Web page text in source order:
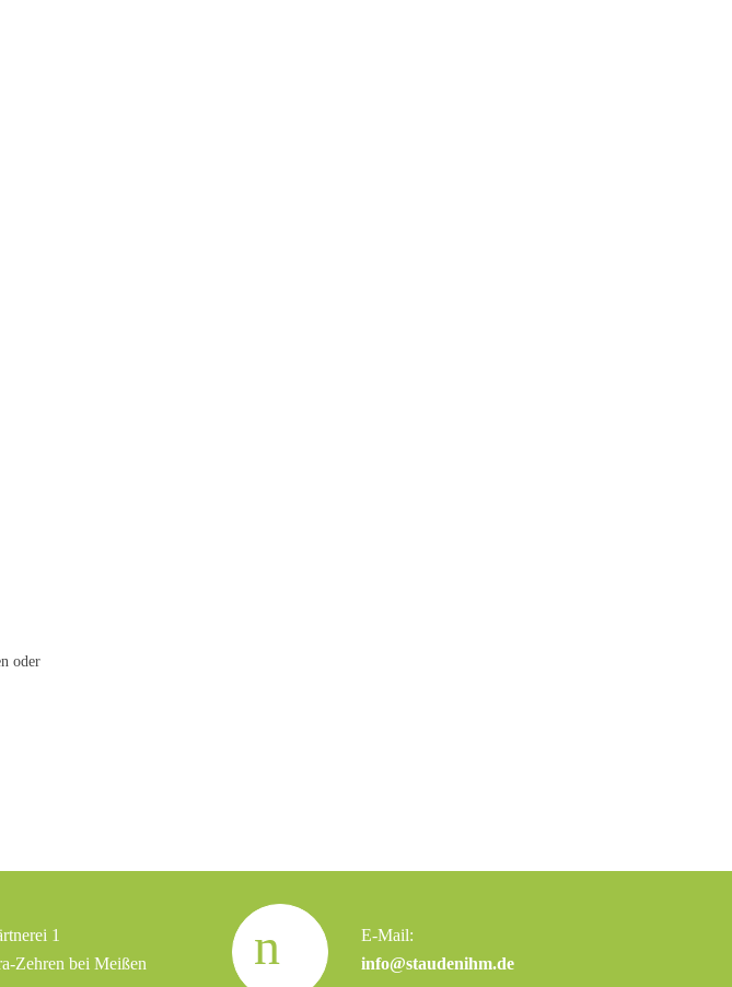
oder
1
Zehren bei Meißen
E-Mail:
info@staudenihm.de